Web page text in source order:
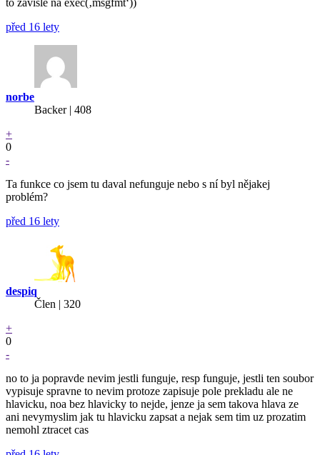
před 16 lety
norbe
Backer| 408
+
0
-
Ta funkce co jsem tu daval nefunguje nebo s ní byl nějakej
problém?
před 16 lety
despiq
Člen | 320
+
0
-
no to ja popravde nevim jestli funguje, resp funguje, jestli ten soubor
vypisuje spravne to nevim protoze zapisuje pole prekladu ale ne
hlavicku, noa bez hlavicky to nejde, jenze ja sem takova hlava ze
ani nevymyslim jak tu hlavicku zapsat a nejak sem tim uz prozatim
nemohl ztracet cas